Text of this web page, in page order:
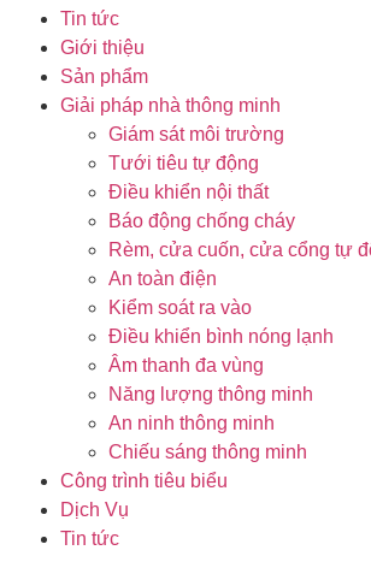
Tin tức
Giới thiệu
Sản phẩm
Giải pháp nhà thông minh
Giám sát môi trường
Tưới tiêu tự động
Điều khiển nội thất
Báo động chống cháy
Rèm, cửa cuốn, cửa cổng tự
An toàn điện
Kiểm soát ra vào
Điều khiển bình nóng lạnh
Âm thanh đa vùng
Năng lượng thông minh
An ninh thông minh
Chiếu sáng thông minh
Công trình tiêu biểu
Dịch Vụ
Tin tức